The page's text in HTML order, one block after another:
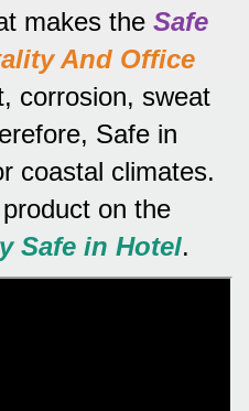
makes the Safe
And Office
corrosion, sweat
Safe in
coastal climates.
on the
Safe in Hotel.